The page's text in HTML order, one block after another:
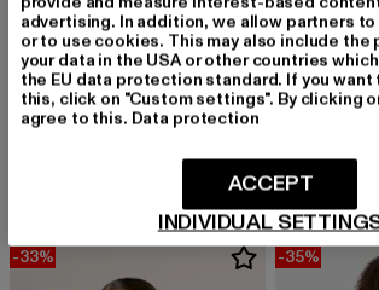
JUICY COUTURE
PIPA DEBOSSED VELOUR
Derzeitiger Preis: 53,99 EURAktionspreis: 89,99 EUR
JUICY
25,99 EUR
Derzeitiger
-33% -35%
advertising. In addition, we allow partners
or to use cookies. This may also include the
your data in the USA or other countries
the EU data protection standard. If you want
this, click on "Custom settings". By clicking
agree to this. Data protection
INDIVIDUAL
ACCEPT